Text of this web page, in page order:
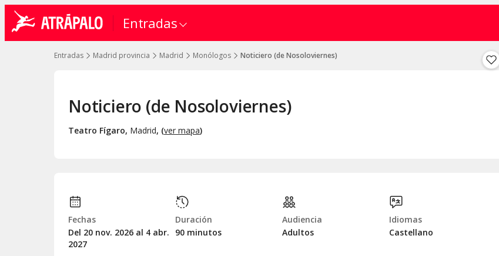
Entradas
Entradas Madrid provincia Madrid Monólogos Noticiero (de Nosoloviernes)
Noticiero (de Nosoloviernes)
Teatro Fígaro, Madrid, (ver mapa)
Fechas
Del 20 nov. 2026 al 4 abr.
2027
Duración
90 minutos
Audiencia
Adultos
Idiomas
Castellano